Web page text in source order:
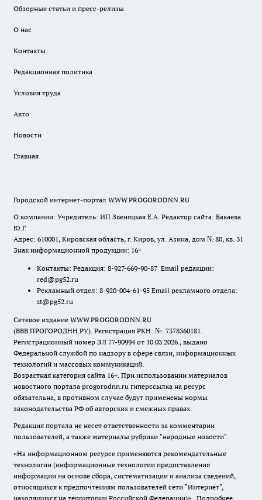
Обзорные статьи и пресс-релизы
О нас
Контакты
Редакционная политика
Условия труда
Авто
Новости
Главная
Городской интернет-портал WWW.PROGORODNN.RU
О компании: Учредитель: ИП Звеняцкая Е.А. Редактор сайта: Бакаева
Ю.Г.
Адрес: 610001, Кировская область, г. Киров, ул. Азина, дом № 80, кв. 31
Знак информационной продукции: 16+
Контакты: Редакция: 8-927-669-90-87 Email редакции:
red@pg52.ru
Рекламный отдел: 8-920-004-61-95 Email рекламного отдела:
st@pg52.ru
Сетевое издание WWW.PROGORODNN.RU
(ВВВ.ПРОГОРОДНН.РУ). Регистрация РКН: №: 7378360181.
Регистрационный номер ЭЛ 77-90994 от 10.03.2026., выдано
Федеральной службой по надзору в сфере связи, информационных
технологий и массовых коммуникаций.
Возрастная категория сайта 16+. При использовании материалов
новостного портала progorodnn.ru гиперссылка на ресурс
обязательна, в противном случае будут применены нормы
законодательства РФ об авторских и смежных правах.
Редакция портала не несет ответственности за комментарии
пользователей, а также материалы рубрики "народные новости".
«На информационном ресурсе применяются рекомендательные
технологии (информационные технологии предоставления
информации на основе сбора, систематизации и анализа сведений,
относящихся к предпочтениям пользователей сети "Интернет",
находящихся на территории Российской Федерации)». Подробнее